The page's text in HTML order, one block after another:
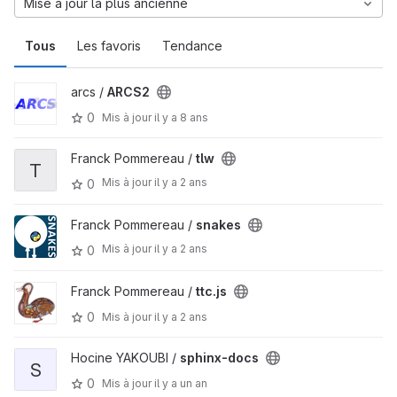
Tous Les favoris Tendance
Mise à jour la plus ancienne
arcs / ARCS2
0
Mis à jour il y a 8 ans
T
Franck Pommereau / tlw
0
Mis à jour il y a 2 ans
Franck Pommereau / snakes
0
Mis à jour il y a 2 ans
Franck Pommereau / ttc.js
0
Mis à jour il y a 2 ans
S
Hocine YAKOUBI / sphinx-docs
0
Mis à jour il y a un an